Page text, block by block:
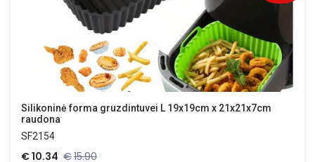
Silikoninė forma gruzdintuvei L 19x19cm x 21x21x7cm
raudona
SF2154
€10.34 €15.90